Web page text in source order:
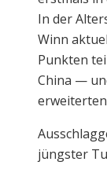
In der
Winn
Punkten
China —
jüngster